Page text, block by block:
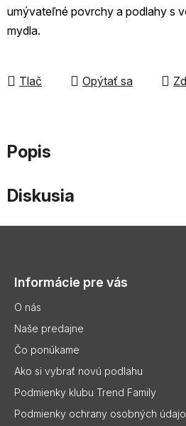
umývateľné povrchy a podlahy s
mydla.
Tlač Opýtať sa
Popis
Diskusia
Informácie pre vás
O nás
Naše predajne
Čo ponúkame
Ako si vybrať novú podlahu
Podmienky klubu Trend Family
Podmienky ochrany osobných